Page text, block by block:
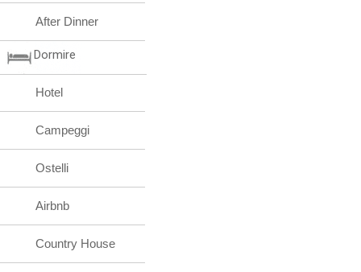
After Dinner
Dormire
Hotel
Campeggi
Ostelli
Airbnb
Country House